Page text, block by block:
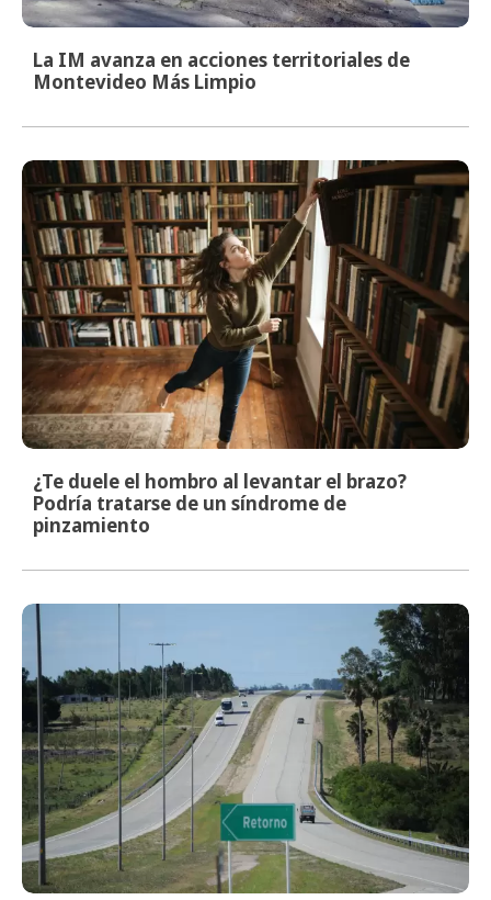
La IM avanza en acciones territoriales de
Montevideo Más Limpio
¿Te duele el hombro al levantar el brazo?
Podría tratarse de un síndrome de
pinzamiento